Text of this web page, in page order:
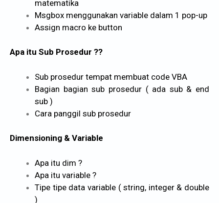
matematika
Msgbox menggunakan variable dalam 1 pop-up
Assign macro ke button
Apa itu Sub Prosedur ??
Sub prosedur tempat membuat code VBA
Bagian bagian sub prosedur ( ada sub & end
sub )
Cara panggil sub prosedur
Dimensioning & Variable
Apa itu dim ?
Apa itu variable ?
Tipe tipe data variable ( string, integer & double
)